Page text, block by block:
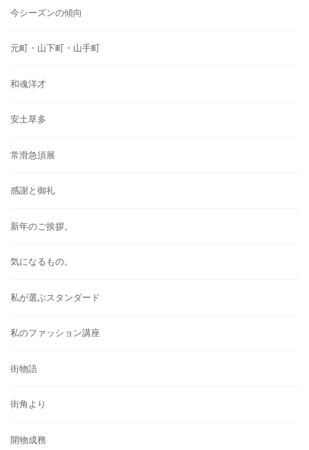
今シーズンの傾向
元町・山下町・山手町
和魂洋才
安土草多
常滑急須展
感謝と御礼
新年のご挨拶。
気になるもの。
私が選ぶスタンダード
私のファッション講座
街物語
街角より
開物成務